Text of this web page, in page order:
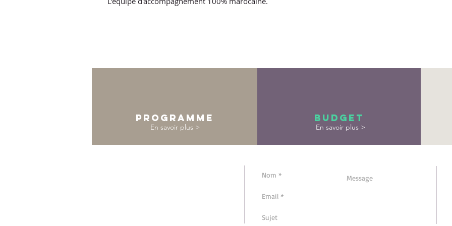
Programme
En savoir plus >
Budget
En savoir plus >